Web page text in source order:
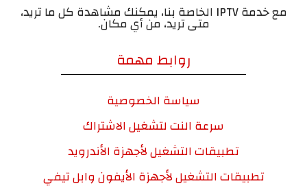
مع خدمة IPTV الخاصة بنا، يمكنك مشاهدة كل ما تريد،
متى تريد، من أي مكان.
روابط مهمة
سياسة الخصوصية
سرعة النت لتشغيل الاشتراك
تطبيقات التشغيل لأجهزة الأندرويد
تطبيقات التشغيل لأجهزة الأيفون وابل تيفي